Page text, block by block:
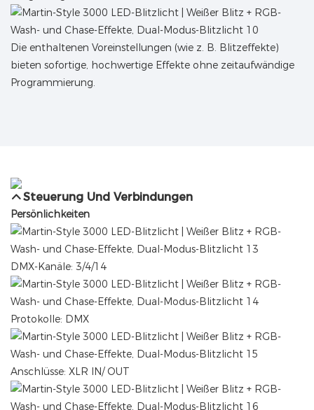
Die enthaltenen Voreinstellungen (wie z. B. Blitzeffekte)
bieten sofortige, hochwertige Effekte ohne zeitaufwändige
Programmierung.
Steuerung Und Verbindungen
Persönlichkeiten
DMX-Kanäle: 3/4/14
Protokolle: DMX
Anschlüsse: XLR IN/ OUT